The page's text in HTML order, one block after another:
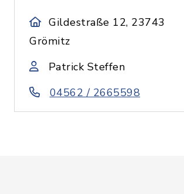
Gildestraße 12, 23743
Grömitz
Patrick Steffen
04562 / 2665598